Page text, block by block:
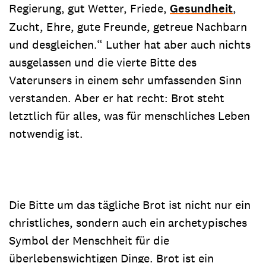
Regierung, gut Wetter, Friede, Gesundheit,
Zucht, Ehre, gute Freunde, getreue Nachbarn
und desgleichen.“ Luther hat aber auch nichts
ausgelassen und die vierte Bitte des
Vaterunsers in einem sehr umfassenden Sinn
verstanden. Aber er hat recht: Brot steht
letztlich für alles, was für menschliches Leben
notwendig ist.
Die Bitte um das tägliche Brot ist nicht nur ein
christliches, sondern auch ein archetypisches
Symbol der Menschheit für die
überlebenswichtigen Dinge. Brot ist ein